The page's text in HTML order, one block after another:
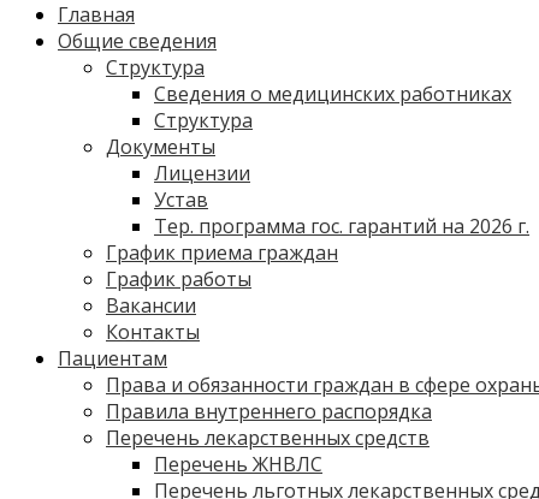
Главная
Общие сведения
Структура
Сведения о медицинских работниках
Структура
Документы
Лицензии
Устав
Тер. программа гос. гарантий на 2026 г.
График приема граждан
График работы
Вакансии
Контакты
Пациентам
Права и обязанности граждан в сфере
Правила внутреннего распорядка
Перечень лекарственных средств
Перечень ЖНВЛС
Перечень льготных лекарственных